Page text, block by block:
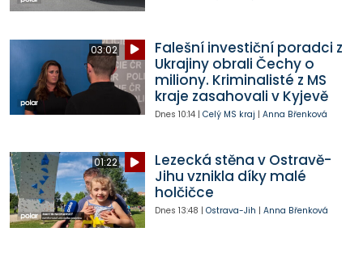
03:02
Falešní investiční poradci z
Ukrajiny obrali Čechy o
miliony. Kriminalisté z MS
kraje zasahovali v Kyjevě
Dnes 10:14| Celý MS kraj | Anna Břenková
01:22
Lezecká stěna v Ostravě-
Jihu vznikla díky malé
holčičce
Dnes 13:48 | Ostrava-Jih | Anna Břenková